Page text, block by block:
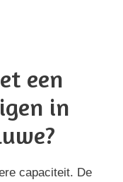
een
in
capaciteit. De